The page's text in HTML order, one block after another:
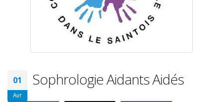
01
Avr
Sophrologie Aidants Aidés